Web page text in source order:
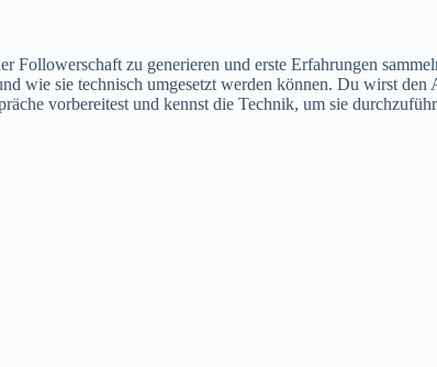
Followerschaft zu generieren und erste Erfahrungen
wie sie technisch umgesetzt werden können. Du wirst
vorbereitest und kennst die Technik, um sie